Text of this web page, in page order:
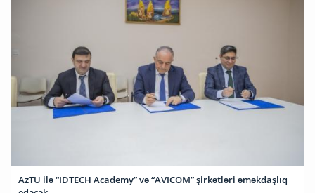
AzTU ilə “IDTECH Academy” və “AVICOM” şirkətləri əməkdaşlıq